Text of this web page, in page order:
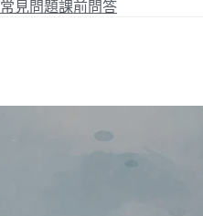
常見問題課前問答